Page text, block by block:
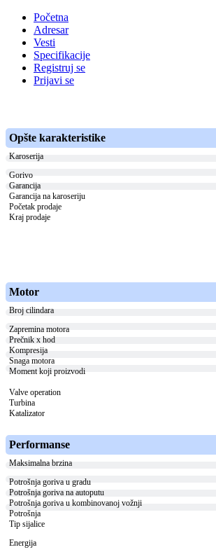
Početna
Adresar
Vesti
Specifikacije
Registruj se
Prijavi se
Opšte karakteristike
Karoserija
Gorivo
Garancija
Garancija na karoseriju
Početak prodaje
Kraj prodaje
Motor
Broj cilindara
Zapremina motora
Prečnik x hod
Kompresija
Snaga motora
Moment koji proizvodi
Valve operation
Turbina
Katalizator
Performanse
Maksimalna brzina
Potrošnja goriva u gradu
Potrošnja goriva na autoputu
Potrošnja goriva u kombinovanoj vožnji
Potrošnja
Tip sijalice
Energija